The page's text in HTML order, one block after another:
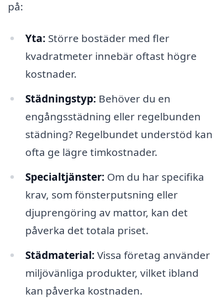
på:
Yta: Större bostäder med fler
kvadratmeter innebär oftast högre
kostnader.
Städningstyp: Behöver du en
engångsstädning eller regelbunden
städning? Regelbundet understöd kan
ofta ge lägre timkostnader.
Specialtjänster: Om du har specifika
krav, som fönsterputsning eller
djuprengöring av mattor, kan det
påverka det totala priset.
Städmaterial: Vissa företag använder
miljövänliga produkter, vilket ibland
kan påverka kostnaden.